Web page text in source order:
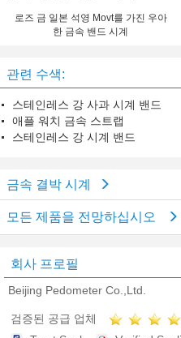
로즈 금 일본 석영 Movt를 가진 우아
한 금속 밴드 시계
관련 수색:
스테인레스 강 사과 시계 밴드
애플 워치 금속 스트랩
스테인레스 강 시계 밴드
금속 결박 시계
모든 제품을 전망하십시오
회사 프로필
Beijing Pedometer Co.,Ltd.
검증된 공급 업체